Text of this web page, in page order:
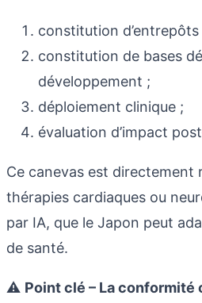
constitution
constitution de bases
développement ;
déploiement clinique ;
évaluation d’impact
Ce canevas est directement
thérapies cardiaques ou
par IA, que le Japon peut
de santé.
⚠️ Point clé – La conformité